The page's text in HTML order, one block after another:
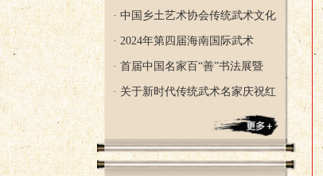
· 中国乡土艺术协会传统武术文化
· 2024年第四届海南国际武术
· 首届中国名家百“善”书法展暨
· 关于新时代传统武术名家庆祝红